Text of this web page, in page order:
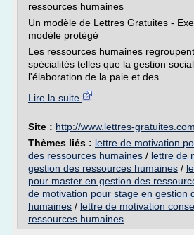
ressources humaines
Un modèle de Lettres Gratuites -
modèle protégé
Les ressources humaines
spécialités telles que la gestion
l'élaboration de la paie et des...
Lire la suite
Site : http://www.lettres-gratuites.com
Thèmes liés : lettre de motivation
des ressources humaines / lettre de
gestion des ressources humaines /
pour master en gestion des
de motivation pour stage en gestion
humaines / lettre de motivation
ressources humaines